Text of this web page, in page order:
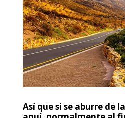
Así que si se aburre de